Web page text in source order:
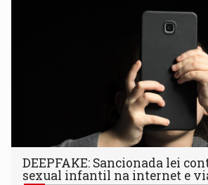
DEEPFAKE: Sancionada lei
sexual infantil na internet e